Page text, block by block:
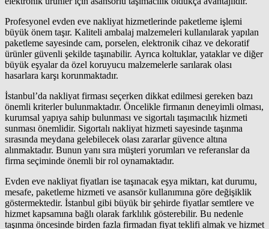
Profesyonel evden eve nakliyat hizmetlerinde paketleme işlemi
büyük önem taşır. Kaliteli ambalaj malzemeleri kullanılarak yapılan
paketleme sayesinde cam, porselen, elektronik cihaz ve dekoratif
ürünler güvenli şekilde taşınabilir. Ayrıca koltuklar, yataklar ve diğer
büyük eşyalar da özel koruyucu malzemelerle sarılarak olası
hasarlara karşı korunmaktadır.
İstanbul’da nakliyat firması seçerken dikkat edilmesi gereken bazı
önemli kriterler bulunmaktadır. Öncelikle firmanın deneyimli olması,
kurumsal yapıya sahip bulunması ve sigortalı taşımacılık hizmeti
sunması önemlidir. Sigortalı nakliyat hizmeti sayesinde taşınma
sırasında meydana gelebilecek olası zararlar güvence altına
alınmaktadır. Bunun yanı sıra müşteri yorumları ve referanslar da
firma seçiminde önemli bir rol oynamaktadır.
Evden eve nakliyat fiyatları ise taşınacak eşya miktarı, kat durumu,
mesafe, paketleme hizmeti ve asansör kullanımına göre değişiklik
göstermektedir. İstanbul gibi büyük bir şehirde fiyatlar semtlere ve
hizmet kapsamına bağlı olarak farklılık gösterebilir. Bu nedenle
taşınma öncesinde birden fazla firmadan fiyat teklifi almak ve hizmet